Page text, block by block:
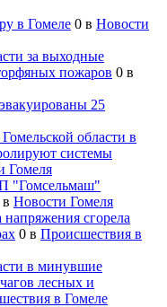
в Гомеле 0 в Новости
за выходные
пожаров 0 в
25
области в
системы
Гомеля
"Гомсельмаш"
в Новости Гомеля
напряжения сгорела
0 в Происшествия в
в минувшие
лесных и
в Гомеле